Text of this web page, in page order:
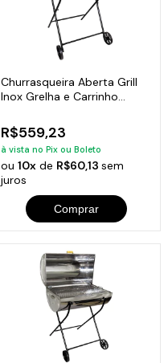
Churrasqueira Aberta Grill
Inox Grelha e Carrinho
R$559,23
à vista no Pix ou Boleto
ou 10xde R$60,13 sem
juros
Comprar